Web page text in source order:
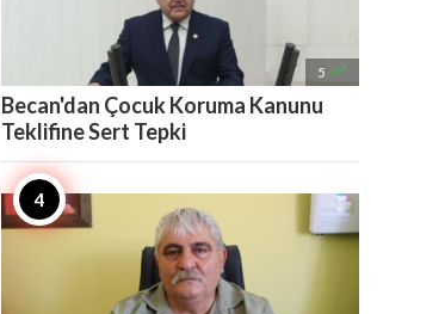
5 
Becan'dan Çocuk Koruma Kanunu
Teklifine Sert Tepki